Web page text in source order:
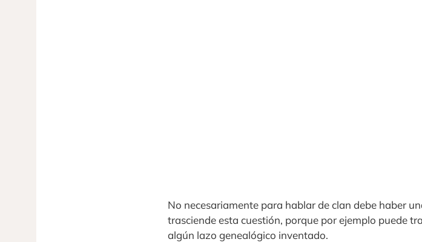
No necesariamente para hablar de clan debe haber
trasciende esta cuestión, porque por ejemplo puede
algún lazo genealógico inventado.